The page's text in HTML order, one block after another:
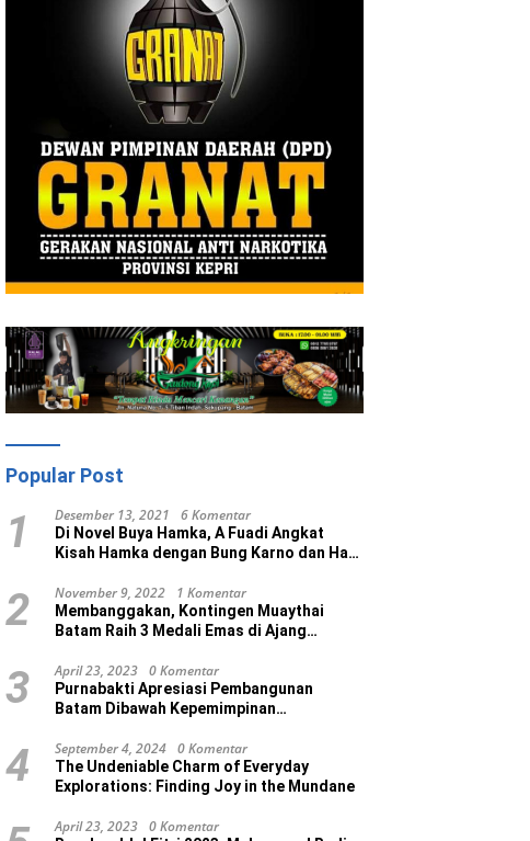
Popular Post
1 Desember 13, 2021 6 Komentar
Di Novel Buya Hamka, A Fuadi Angkat
Kisah Hamka dengan Bung Karno dan Haji
2 November 9, 2022 1 Komentar
Membanggakan, Kontingen Muaythai
Batam Raih 3 Medali Emas di Ajang
3 April 23, 2023 0 Komentar
Purnabakti Apresiasi Pembangunan
Batam Dibawah Kepemimpinan
4 September 4, 2024 0 Komentar
The Undeniable Charm of Everyday
Explorations: Finding Joy in the Mundane
April 23, 2023 0 Komentar